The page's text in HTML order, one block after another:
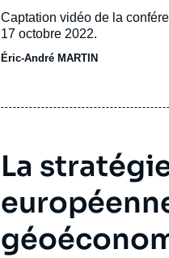
Accroche
Captation vidéo de la
17 octobre 2022.
Éric-André MARTIN
La